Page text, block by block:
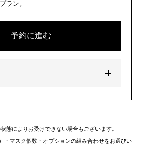
ラン。
予約に進む
態によりお受けできない場合もございます。
・マスク個数・オプションの組み合わせをお選びい